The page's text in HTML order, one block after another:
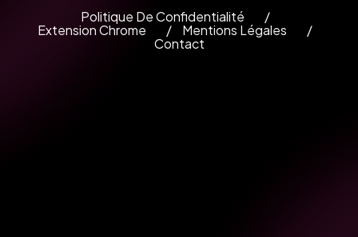
Politique De Confidentialité
Extension Chrome
Mentions Légales
Contact